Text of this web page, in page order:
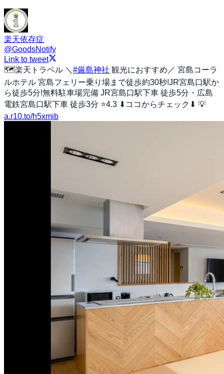
楽天依存症
@GoodsNotify
Link to tweet
🗺楽天トラベル ＼ #厳島神社 観光におすすめ／ 宮島コーラ
ルホテル 宮島フェリー乗り場まで徒歩約30秒!JR宮島口駅か
ら徒歩5分!無料駐車場完備 JR宮島口駅下車 徒歩5分・広島
電鉄宮島口駅下車 徒歩3分 ⭐4.3 ⬇ココからチェック⬇ 💡
a.r10.to/h5xmib